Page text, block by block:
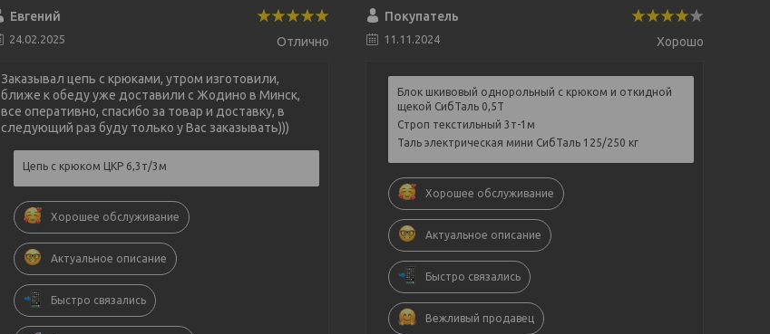
Евгений
24.02.2025 Отлично
Заказывал цепь с крюками, утром изготовили,
ближе к обеду уже доставили с Жодино в Минск,
все оперативно, спасибо за товар и доставку, в
следующий раз буду только у Вас заказывать)))
Цепь с крюком ЦКР 6,3т/3м
Хорошее обслуживание
Актуальное описание
Быстро связались
Покупатель
11.11.2024 Хорошо
Блок шкивовый однорольный с крюком и откидной
щекой СибТаль 0,5Т
Строп текстильный 3т-1м
Таль электрическая мини СибТаль 125/250 кг
Хорошее обслуживание
Актуальное описание
Быстро связались
Вежливый продавец